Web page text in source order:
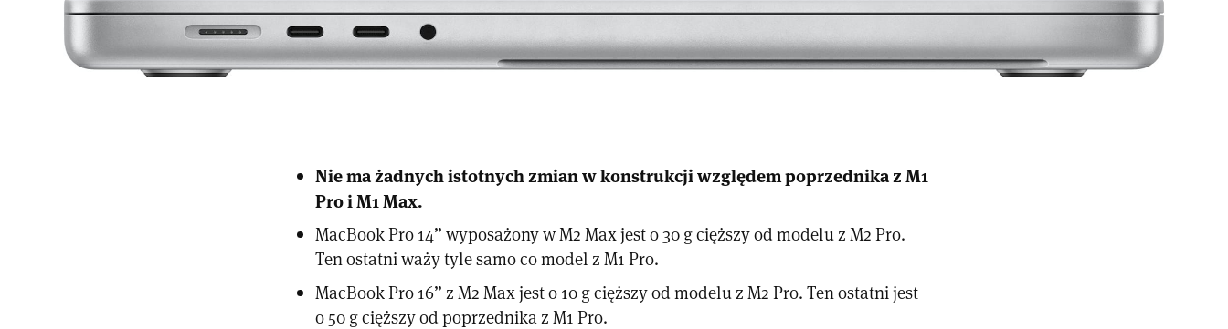
Nie ma żadnych istotnych zmian w konstrukcji względem poprzednika z M1
Pro i M1 Max.
MacBook Pro 14” wyposażony w M2 Max jest o 30 g cięższy od modelu z M2 Pro.
Ten ostatni waży tyle samo co model z M1 Pro.
MacBook Pro 16” z M2 Max jest o 10 g cięższy od modelu z M2 Pro. Ten ostatni jest
o 50 g cięższy od poprzednika z M1 Pro.